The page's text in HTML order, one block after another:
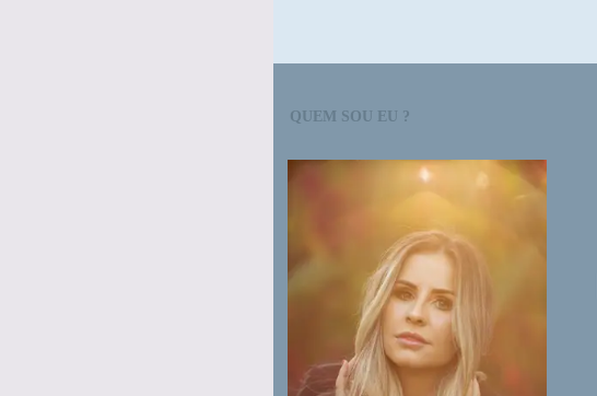
QUEM SOU EU ?